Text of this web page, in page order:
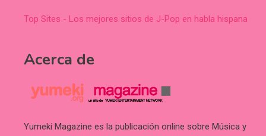
Top Sites - Los mejores sitios de J-Pop en habla hispana
Acerca de
Yumeki Magazine es la publicación online sobre Música y